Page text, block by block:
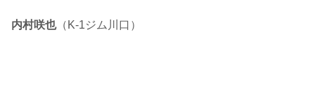
内村咲也（K-1ジム川口）